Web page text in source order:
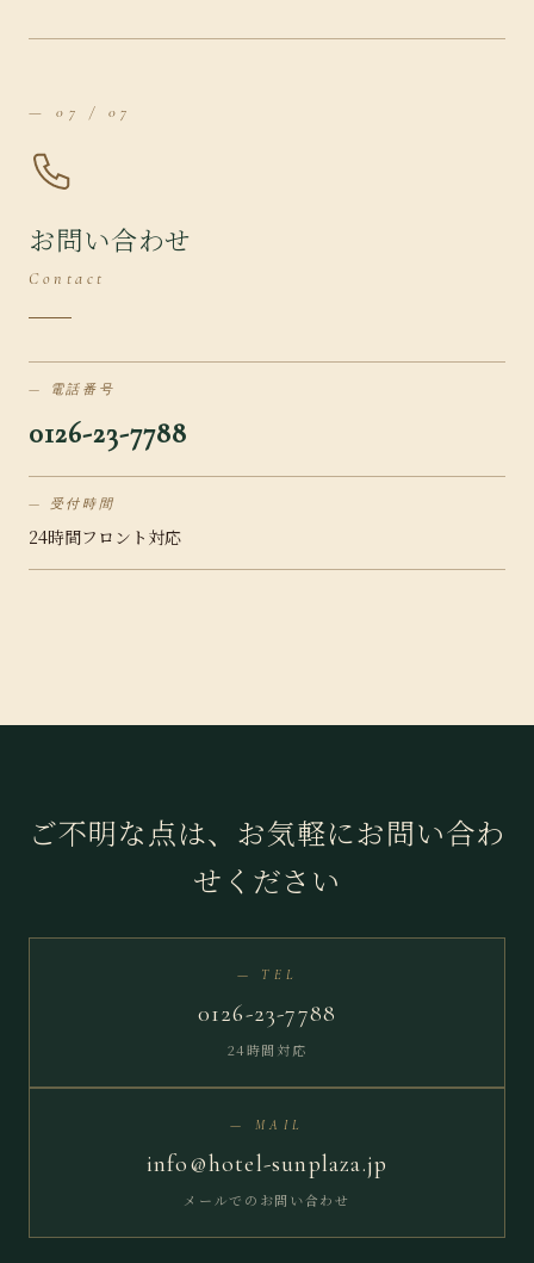
— 07 / 07
お問い合わせ
Contact
電話番号
0126-23-7788
受付時間
24時間フロント対応
ご不明な点は、お気軽にお問い合わ
せください
— TEL
0126-23-7788
24時間対応
— MAIL
info@hotel-sunplaza.jp
メールでのお問い合わせ